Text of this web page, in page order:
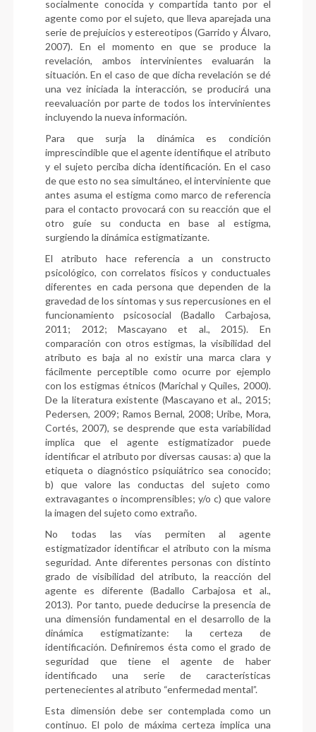
socialmente conocida y compartida tanto por el
agente como por el sujeto, que lleva aparejada una
serie de prejuicios y estereotipos (Garrido y Álvaro,
2007). En el momento en que se produce la
revelación, ambos intervinientes evaluarán la
situación. En el caso de que dicha revelación se dé
una vez iniciada la interacción, se producirá una
reevaluación por parte de todos los intervinientes
incluyendo la nueva información.
Para que surja la dinámica es condición
imprescindible que el agente identifique el atributo
y el sujeto perciba dicha identificación. En el caso
de que esto no sea simultáneo, el interviniente que
antes asuma el estigma como marco de referencia
para el contacto provocará con su reacción que el
otro guíe su conducta en base al estigma,
surgiendo la dinámica estigmatizante.
El atributo hace referencia a un constructo
psicológico, con correlatos físicos y conductuales
diferentes en cada persona que dependen de la
gravedad de los síntomas y sus repercusiones en el
funcionamiento psicosocial (Badallo Carbajosa,
2011; 2012; Mascayano et al., 2015). En
comparación con otros estigmas, la visibilidad del
atributo es baja al no existir una marca clara y
fácilmente perceptible como ocurre por ejemplo
con los estigmas étnicos (Marichal y Quiles, 2000).
De la literatura existente (Mascayano et al., 2015;
Pedersen, 2009; Ramos Bernal, 2008; Uribe, Mora,
Cortés, 2007), se desprende que esta variabilidad
implica que el agente estigmatizador puede
identificar el atributo por diversas causas: a) que la
etiqueta o diagnóstico psiquiátrico sea conocido;
b) que valore las conductas del sujeto como
extravagantes o incomprensibles; y/o c) que valore
la imagen del sujeto como extraño.
No todas las vías permiten al agente
estigmatizador identificar el atributo con la misma
seguridad. Ante diferentes personas con distinto
grado de visibilidad del atributo, la reacción del
agente es diferente (Badallo Carbajosa et al.,
2013). Por tanto, puede deducirse la presencia de
una dimensión fundamental en el desarrollo de la
dinámica estigmatizante: la certeza de
identificación. Definiremos ésta como el grado de
seguridad que tiene el agente de haber
identificado una serie de características
pertenecientes al atributo “enfermedad mental”.
Esta dimensión debe ser contemplada como un
continuo. El polo de máxima certeza implica una